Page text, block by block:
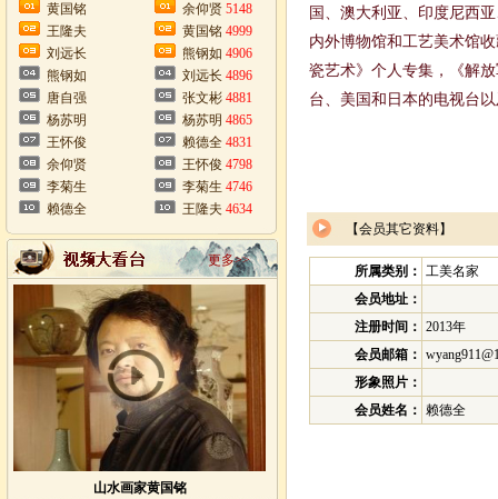
黄国铭
王隆夫
刘远长
熊钢如
唐自强
杨苏明
王怀俊
余仰贤
李菊生
赖德全
余仰贤 5148
黄国铭 4999
熊钢如 4906
刘远长 4896
张文彬 4881
杨苏明 4865
赖德全 4831
王怀俊 4798
李菊生 4746
王隆夫 4634
更多>>
山水画家黄国铭
国、澳大利亚、印度尼西
内外博物馆和工艺美术馆
瓷艺术》个人专集，《解
台、美国和日本的电视台
【会员其它资料】
所属类别： 工美名家
会员地址：
注册时间： 2013年
会员邮箱：
形象照片：
会员姓名： 赖德全